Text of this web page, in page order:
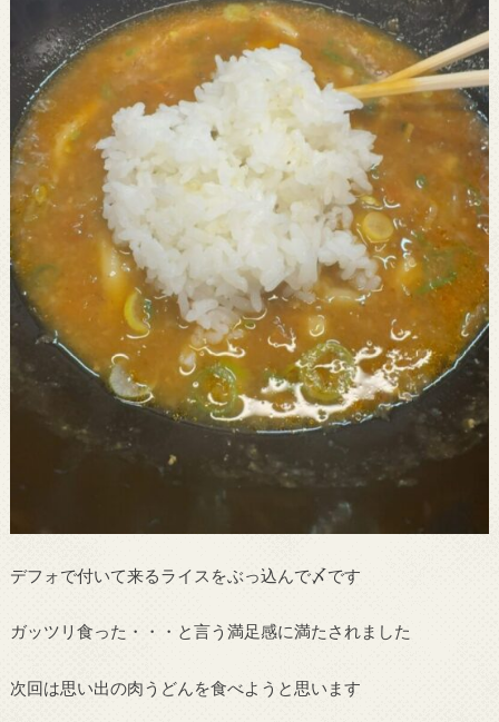
デフォで付いて来るライスをぶっ込んで〆です
ガッツリ食った・・・と言う満足感に満たされました
次回は思い出の肉うどんを食べようと思います